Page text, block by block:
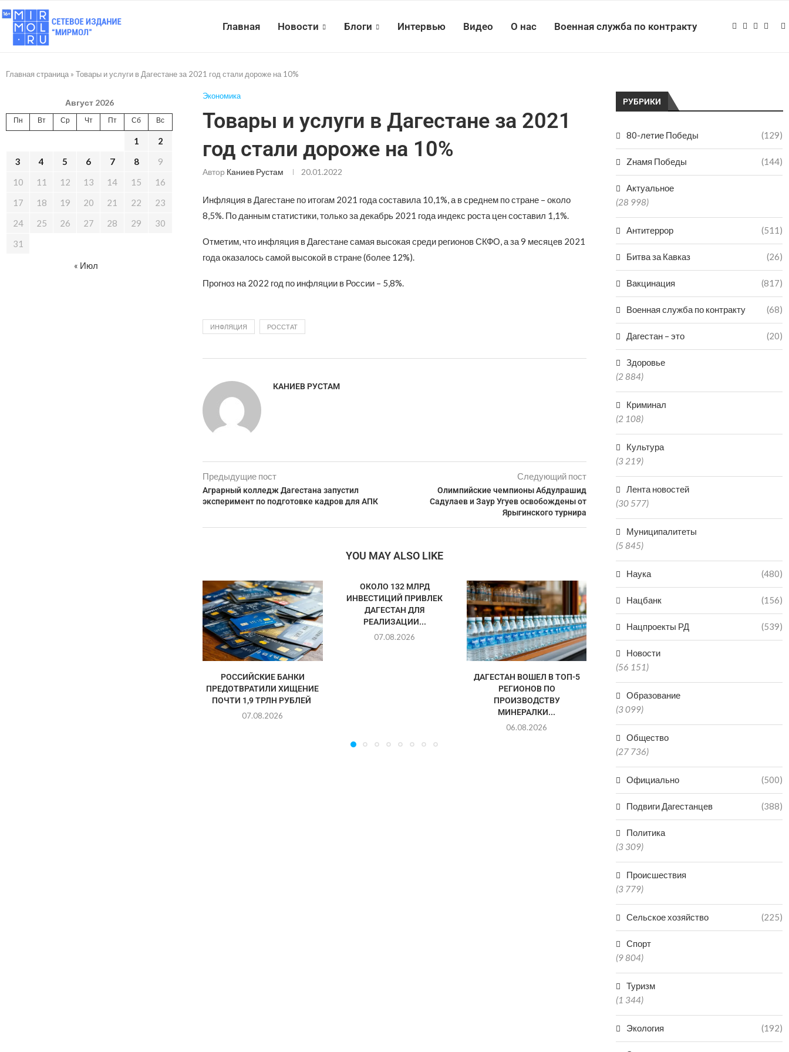
Главная Новости Блоги Интервью Видео О нас Военная служба по контракту
Главная страница » Товары и услуги в Дагестане за 2021 год стали дороже на 10%
Экономика
Товары и услуги в Дагестане за 2021
год стали дороже на 10%
Автор Каниев Рустам 20.01.2022
Инфляция в Дагестане по итогам 2021 года составила 10,1%, а в среднем по стране – около
8,5%. По данным статистики, только за декабрь 2021 года индекс роста цен составил 1,1%.
Отметим, что инфляция в Дагестане самая высокая среди регионов СКФО, а за 9 месяцев 2021
года оказалось самой высокой в стране (более 12%).
Прогноз на 2022 год по инфляции в России – 5,8%.
ИНФЛЯЦИЯ РОССТАТ
КАНИЕВ РУСТАМ
Предыдущие пост
Аграрный колледж Дагестана запустил
эксперимент по подготовке кадров для АПК
Следующий пост
Олимпийские чемпионы Абдулрашид
Садулаев и Заур Угуев освобождены от
Ярыгинского турнира
YOU MAY ALSO LIKE
РОССИЙСКИЕ БАНКИ
ПРЕДОТВРАТИЛИ ХИЩЕНИЕ
ПОЧТИ 1,9 ТРЛН РУБЛЕЙ
07.08.2026
ОКОЛО 132 МЛРД
ИНВЕСТИЦИЙ ПРИВЛЕК
ДАГЕСТАН ДЛЯ
РЕАЛИЗАЦИИ...
07.08.2026
ДАГЕСТАН ВОШЕЛ В ТОП-5
РЕГИОНОВ ПО
ПРОИЗВОДСТВУ
МИНЕРАЛКИ...
06.08.2026
ТЕРМИНАЛОВ...
05.08.2026
РУБРИКИ
80-летие Победы (129)
Zнамя Победы (144)
Актуальное
(28 998)
Антитеррор (511)
Битва за Кавказ (26)
Вакцинация (817)
Военная служба по контракту (68)
Дагестан – это (20)
Здоровье
(2 884)
Криминал
(2 108)
Культура
(3 219)
Лента новостей
(30 577)
Муниципалитеты
(5 845)
Наука (480)
Нацбанк (156)
Нацпроекты РД (539)
Новости
(56 151)
Образование
(3 099)
Общество
(27 736)
Официально (500)
Подвиги Дагестанцев (388)
Политика
(3 309)
Происшествия
(3 779)
Сельское хозяйство (225)
Спорт
(9 804)
Туризм
(1 344)
Экология (192)
Август 2026
Пн Вт Ср Чт Пт Сб Вс
1
2
3
4 5 6 7 8
9
10
11 12 13 14 15
16
17
18 19 20 21 22
23
24
25 26 27 28 29
30
31
« Июл